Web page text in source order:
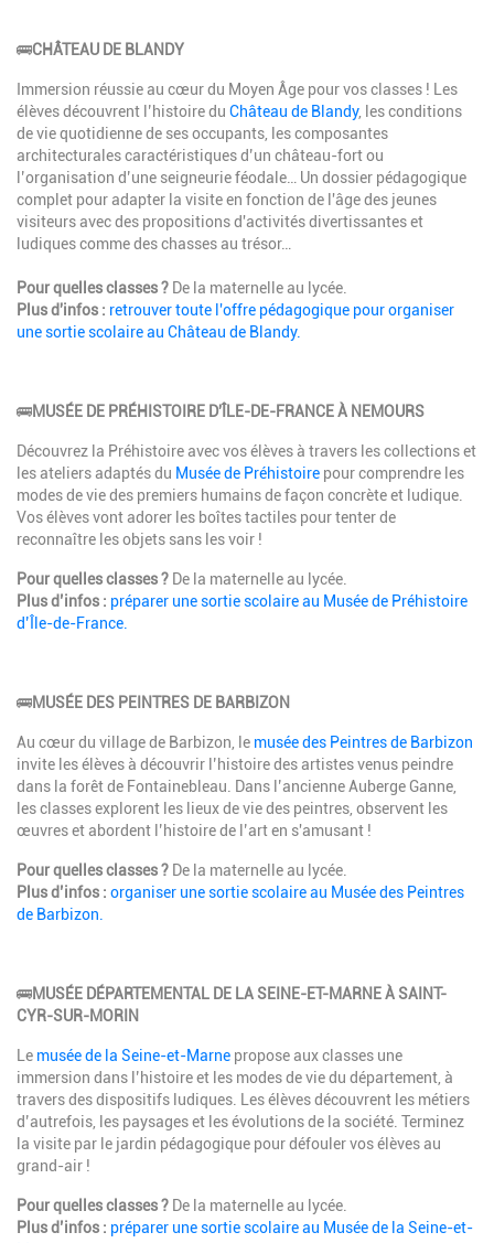
🚌CHÂTEAU DE BLANDY
Immersion réussie au cœur du Moyen Âge pour vos classes ! Les
élèves découvrent l’histoire du Château de Blandy, les conditions
de vie quotidienne de ses occupants, les composantes
architecturales caractéristiques d’un château-fort ou
l’organisation d’une seigneurie féodale… Un dossier pédagogique
complet pour adapter la visite en fonction de l'âge des jeunes
visiteurs avec des propositions d'activités divertissantes et
ludiques comme des chasses au trésor…
Pour quelles classes ? De la maternelle au lycée.
Plus d'infos : retrouver toute l'offre pédagogique pour organiser
une sortie scolaire au Château de Blandy.
🚌MUSÉE DE PRÉHISTOIRE D'ÎLE-DE-FRANCE À NEMOURS
Découvrez la Préhistoire avec vos élèves à travers les collections et
les ateliers adaptés du Musée de Préhistoire pour comprendre les
modes de vie des premiers humains de façon concrète et ludique.
Vos élèves vont adorer les boîtes tactiles pour tenter de
reconnaître les objets sans les voir !
Pour quelles classes ? De la maternelle au lycée.
Plus d’infos : préparer une sortie scolaire au Musée de Préhistoire
d’Île-de-France.
🚌MUSÉE DES PEINTRES DE BARBIZON
Au cœur du village de Barbizon, le musée des Peintres de Barbizon
invite les élèves à découvrir l’histoire des artistes venus peindre
dans la forêt de Fontainebleau. Dans l’ancienne Auberge Ganne,
les classes explorent les lieux de vie des peintres, observent les
œuvres et abordent l’histoire de l’art en s'amusant !
Pour quelles classes ? De la maternelle au lycée.
Plus d’infos : organiser une sortie scolaire au Musée des Peintres
de Barbizon.
🚌MUSÉE DÉPARTEMENTAL DE LA SEINE-ET-MARNE À SAINT-
CYR-SUR-MORIN
Le musée de la Seine-et-Marne propose aux classes une
immersion dans l’histoire et les modes de vie du département, à
travers des dispositifs ludiques. Les élèves découvrent les métiers
d’autrefois, les paysages et les évolutions de la société. Terminez
la visite par le jardin pédagogique pour défouler vos élèves au
grand-air !
Pour quelles classes ? De la maternelle au lycée.
Plus d’infos : préparer une sortie scolaire au Musée de la Seine-et-